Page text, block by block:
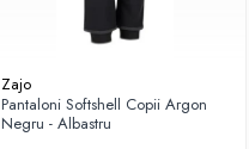
Zajo
Pantaloni Softshell Copii Argon
Negru - Albastru